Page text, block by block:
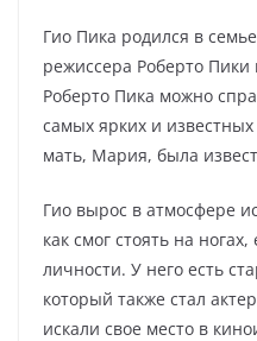
Гио Пика родился в
режиссера Роберто
Роберто Пика можно
самых ярких и
мать, Мария, была
Гио вырос в атмосфере
как смог стоять на
личности. У него есть
который также стал
искали свое место в